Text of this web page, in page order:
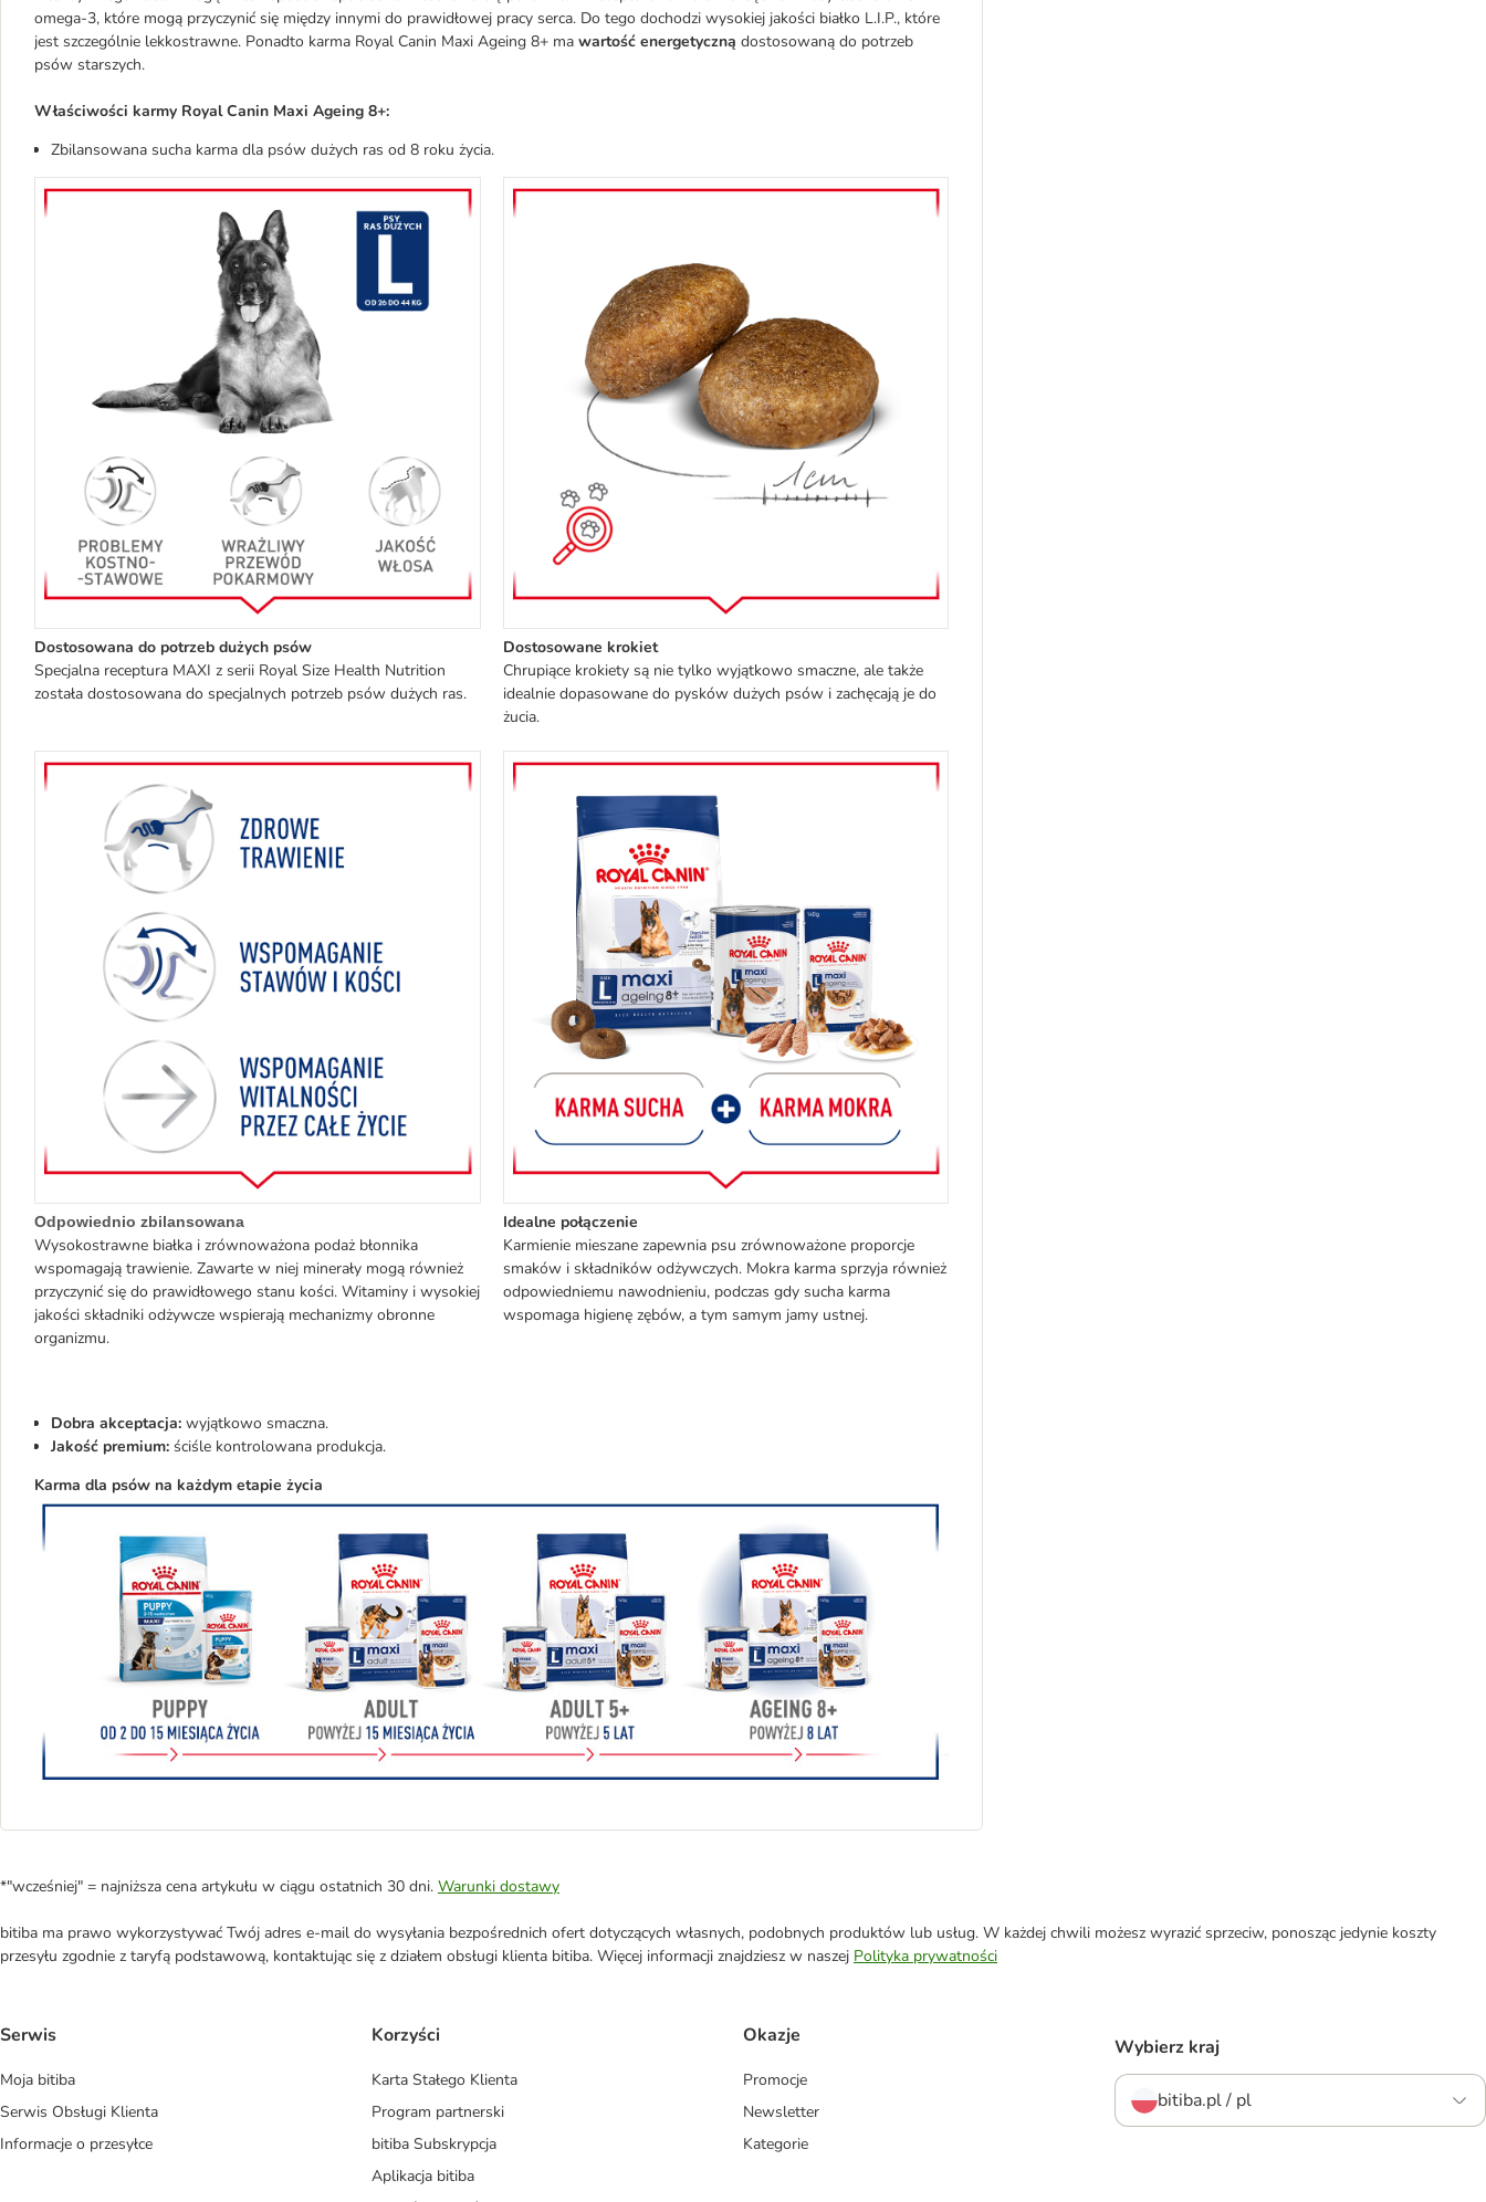
omega-3, które mogą przyczynić się między innymi do prawidłowej pracy serca. Do tego dochodzi wysokiej jakości białko L.I.P., które
jest szczególnie lekkostrawne. Ponadto karma Royal Canin Maxi Ageing 8+ ma wartość energetyczną dostosowaną do potrzeb
psów starszych.
Właściwości karmy Royal Canin Maxi Ageing 8+:
Zbilansowana sucha karma dla psów dużych ras od 8 roku życia.
Dostosowana do potrzeb dużych psów
Specjalna receptura MAXI z serii Royal Size Health Nutrition
została dostosowana do specjalnych potrzeb psów dużych ras.
Dostosowane krokiet
Chrupiące krokiety są nie tylko wyjątkowo smaczne, ale także
idealnie dopasowane do pysków dużych psów i zachęcają je do
żucia.
Odpowiednio zbilansowana
Wysokostrawne białka i zrównoważona podaż błonnika
wspomagają trawienie. Zawarte w niej minerały mogą również
przyczynić się do prawidłowego stanu kości. Witaminy i wysokiej
jakości składniki odżywcze wspierają mechanizmy obronne
organizmu.
Idealne połączenie
Karmienie mieszane zapewnia psu zrównoważone proporcje
smaków i składników odżywczych. Mokra karma sprzyja również
odpowiedniemu nawodnieniu, podczas gdy sucha karma
wspomaga higienę zębów, a tym samym jamy ustnej.
Dobra akceptacja: wyjątkowo smaczna.
Jakość premium: ściśle kontrolowana produkcja.
Karma dla psów na każdym etapie życia
*"wcześniej" = najniższa cena artykułu w ciągu ostatnich 30 dni. Warunki dostawy
bitiba ma prawo wykorzystywać Twój adres e-mail do wysyłania bezpośrednich ofert dotyczących własnych, podobnych produktów lub usług. W każdej chwili możesz wyrazić sprzeciw, ponosząc jedynie koszty
przesyłu zgodnie z taryfą podstawową, kontaktując się z działem obsługi klienta bitiba. Więcej informacji znajdziesz w naszej Polityka prywatności
Serwis
Moja bitiba
Serwis Obsługi Klienta
Informacje o przesyłce
Korzyści
Karta Stałego Klienta
Program partnerski
bitiba Subskrypcja
Aplikacja bitiba
Okazje
Promocje
Newsletter
Kategorie
Wybierz kraj
bitiba.pl / pl